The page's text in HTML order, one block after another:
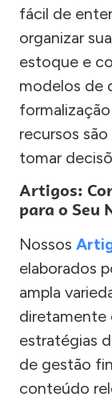
fácil de
organizar
estoque e
modelos de
recursos
tomar
Artigos:
para o Seu
Nossos
elaborados
ampla
diretamente
estratégias
de gestão
conteúdo